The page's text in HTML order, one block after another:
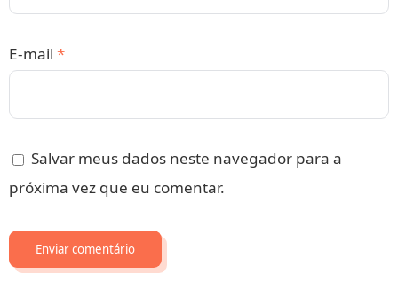
E-mail *
Salvar meus dados neste navegador para a
próxima vez que eu comentar.